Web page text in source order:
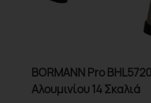
BORMANN Pro
Αλουμινίου 14 Σκαλιά